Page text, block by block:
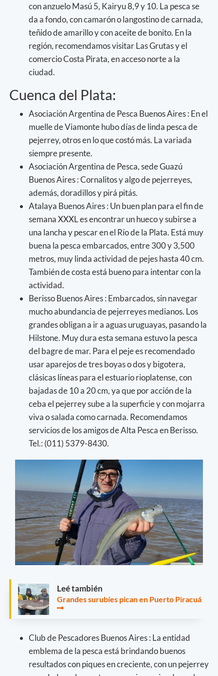
con anzuelo Masú 5, Kairyu 8,9 y 10. La pesca se
da a fondo, con camarón o langostino de carnada,
teñido de amarillo y con aceite de bonito. En la
región, recomendamos visitar Las Grutas y el
comercio Costa Pirata, en acceso norte a la
ciudad.
Cuenca del Plata:
Asociación Argentina de Pesca Buenos Aires : En el
muelle de Viamonte hubo días de linda pesca de
pejerrey, otros en lo que costó más. La variada
siempre presente.
Asociación Argentina de Pesca, sede Guazú
Buenos Aires : Cornalitos y algo de pejerreyes,
además, doradillos y pirá pitás.
Atalaya Buenos Aires : Un buen plan para el fin de
semana XXXL es encontrar un hueco y subirse a
una lancha y pescar en el Río de la Plata. Está muy
buena la pesca embarcados, entre 300 y 3,500
metros, muy linda actividad de pejes hasta 40 cm.
También de costa está bueno para intentar con la
actividad.
Berisso Buenos Aires : Embarcados, sin navegar
mucho abundancia de pejerreyes medianos. Los
grandes obligan a ir a aguas uruguayas, pasando la
Hilstone. Muy dura esta semana estuvo la pesca
del bagre de mar. Para el peje es recomendado
usar aparejos de tres boyas o dos y bigotera,
clásicas líneas para el estuario rioplatense, con
bajadas de 10 a 20 cm, ya que por acción de la
ceba el pejerrey sube a la superficie y con mojarra
viva o salada como carnada. Recomendamos
servicios de los amigos de Alta Pesca en Berisso.
Tel.: (011) 5379-8430.
Leé también
Grandes surubíes pican en Puerto Piracuá
Club de Pescadores Buenos Aires : La entidad
emblema de la pesca está brindando buenos
resultados con piques en creciente, con un pejerrey